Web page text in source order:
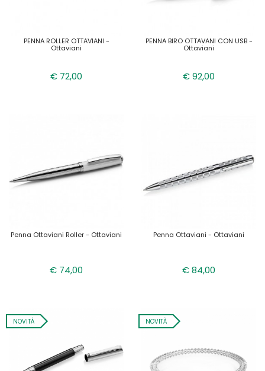
PENNA ROLLER OTTAVIANI -
Ottaviani
€ 72,00
PENNA BIRO OTTAVANI CON USB -
Ottaviani
€ 92,00
Penna Ottaviani Roller - Ottaviani
€ 74,00
Penna Ottaviani - Ottaviani
€ 84,00
NOVITÀ NOVITÀ